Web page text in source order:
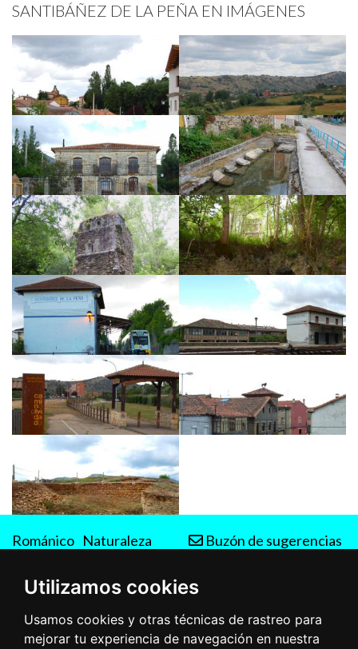
Utilizamos cookies
Usamos cookies y otras técnicas de rastreo para
mejorar tu experiencia de navegación en nuestra
SANTIBÁÑEZ DE LA PEÑA EN IMÁGENES
Románico Naturaleza
Buzón de sugerencias